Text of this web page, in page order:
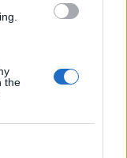
the
στο χαρτί
Αν…